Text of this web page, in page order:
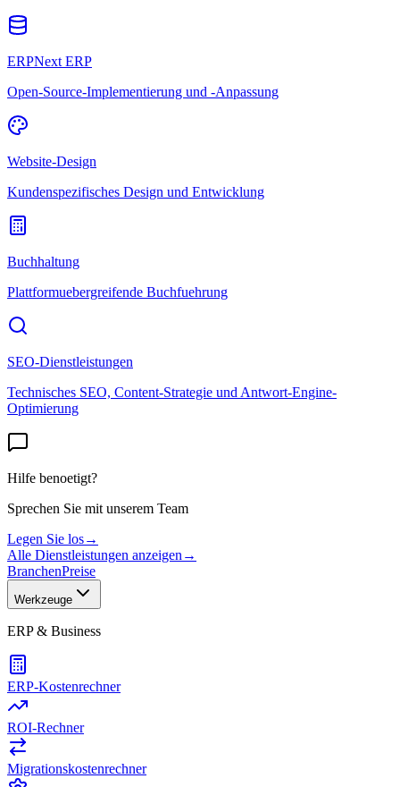
ERPNext ERP
Open-Source-Implementierung und -Anpassung
Website-Design
Kundenspezifisches Design und Entwicklung
Buchhaltung
Plattformuebergreifende Buchfuehrung
SEO-Dienstleistungen
Technisches SEO, Content-Strategie und Antwort-Engine-
Optimierung
Hilfe benoetigt?
Sprechen Sie mit unserem Team
Legen Sie los→
Alle Dienstleistungen anzeigen →
BranchenPreise
Werkzeuge
ERP & Business
ERP-Kostenrechner
ROI-Rechner
Migrationskostenrechner